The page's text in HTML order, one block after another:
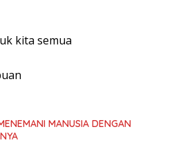
kita semua
MANUSIA DENGAN